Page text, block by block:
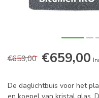
€659,00 €659,00
De daglichtbuis voor het